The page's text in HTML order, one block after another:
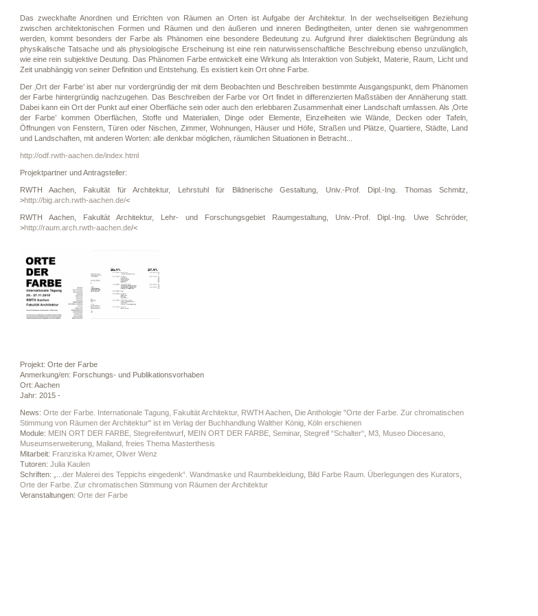
Das zweckhafte Anordnen und Errichten von Räumen an Orten ist Aufgabe der Architektur. In der wechselseitigen Beziehung
zwischen architektonischen Formen und Räumen und den äußeren und inneren Bedingtheiten, unter denen sie wahrgenommen
werden, kommt besonders der Farbe als Phänomen eine besondere Bedeutung zu. Aufgrund ihrer dialektischen Begründung als
physikalische Tatsache und als physiologische Erscheinung ist eine rein naturwissenschaftliche Beschreibung ebenso unzulänglich,
wie eine rein subjektive Deutung. Das Phänomen Farbe entwickelt eine Wirkung als Interaktion von Subjekt, Materie, Raum, Licht und
Zeit unabhängig von seiner Definition und Entstehung. Es existiert kein Ort ohne Farbe.
Der ‚Ort der Farbe’ ist aber nur vordergründig der mit dem Beobachten und Beschreiben bestimmte Ausgangspunkt, dem Phänomen
der Farbe hintergründig nachzugehen. Das Beschreiben der Farbe vor Ort findet in differenzierten Maßstäben der Annäherung statt.
Dabei kann ein Ort der Punkt auf einer Oberfläche sein oder auch den erlebbaren Zusammenhalt einer Landschaft umfassen. Als ‚Orte
der Farbe’ kommen Oberflächen, Stoffe und Materialien, Dinge oder Elemente, Einzelheiten wie Wände, Decken oder Tafeln,
Öffnungen von Fenstern, Türen oder Nischen, Zimmer, Wohnungen, Häuser und Höfe, Straßen und Plätze, Quartiere, Städte, Land
und Landschaften, mit anderen Worten: alle denkbar möglichen, räumlichen Situationen in Betracht...
http://odf.rwth-aachen.de/index.html
Projektpartner und Antragsteller:
RWTH Aachen, Fakultät für Architektur, Lehrstuhl für Bildnerische Gestaltung, Univ.-Prof. Dipl.-Ing. Thomas Schmitz,
>http://big.arch.rwth-aachen.de/<
RWTH Aachen, Fakultät Architektur, Lehr- und Forschungsgebiet Raumgestaltung, Univ.-Prof. Dipl.-Ing. Uwe Schröder,
>http://raum.arch.rwth-aachen.de/<
Projekt: Orte der Farbe
Anmerkung/en: Forschungs- und Publikationsvorhaben
Ort: Aachen
Jahr: 2015 -
News: Orte der Farbe. Internationale Tagung, Fakultät Architektur, RWTH Aachen, Die Anthologie "Orte der Farbe. Zur chromatischen
Stimmung von Räumen der Architektur" ist im Verlag der Buchhandlung Walther König, Köln erschienen
Module: MEIN ORT DER FARBE, Stegreifentwurf, MEIN ORT DER FARBE, Seminar, Stegreif “Schalter“, M3, Museo Diocesano,
Museumserweiterung, Mailand, freies Thema Masterthesis
Mitarbeit: Franziska Kramer, Oliver Wenz
Tutoren: Julia Kaulen
Schriften:
„...der Malerei des Teppichs eingedenk“. Wandmaske und Raumbekleidung, Bild Farbe Raum. Überlegungen des Kurators
Orte der Farbe. Zur chromatischen Stimmung von Räumen der Architektur
Veranstaltungen: Orte der Farbe